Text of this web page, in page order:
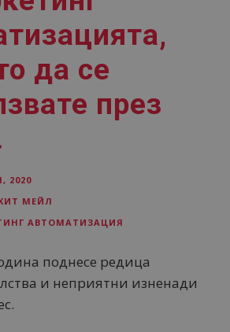
да се
през
2020
МЕЙЛ
АВТОМАТИЗАЦИЯ
поднесе редица
и неприятни изненади